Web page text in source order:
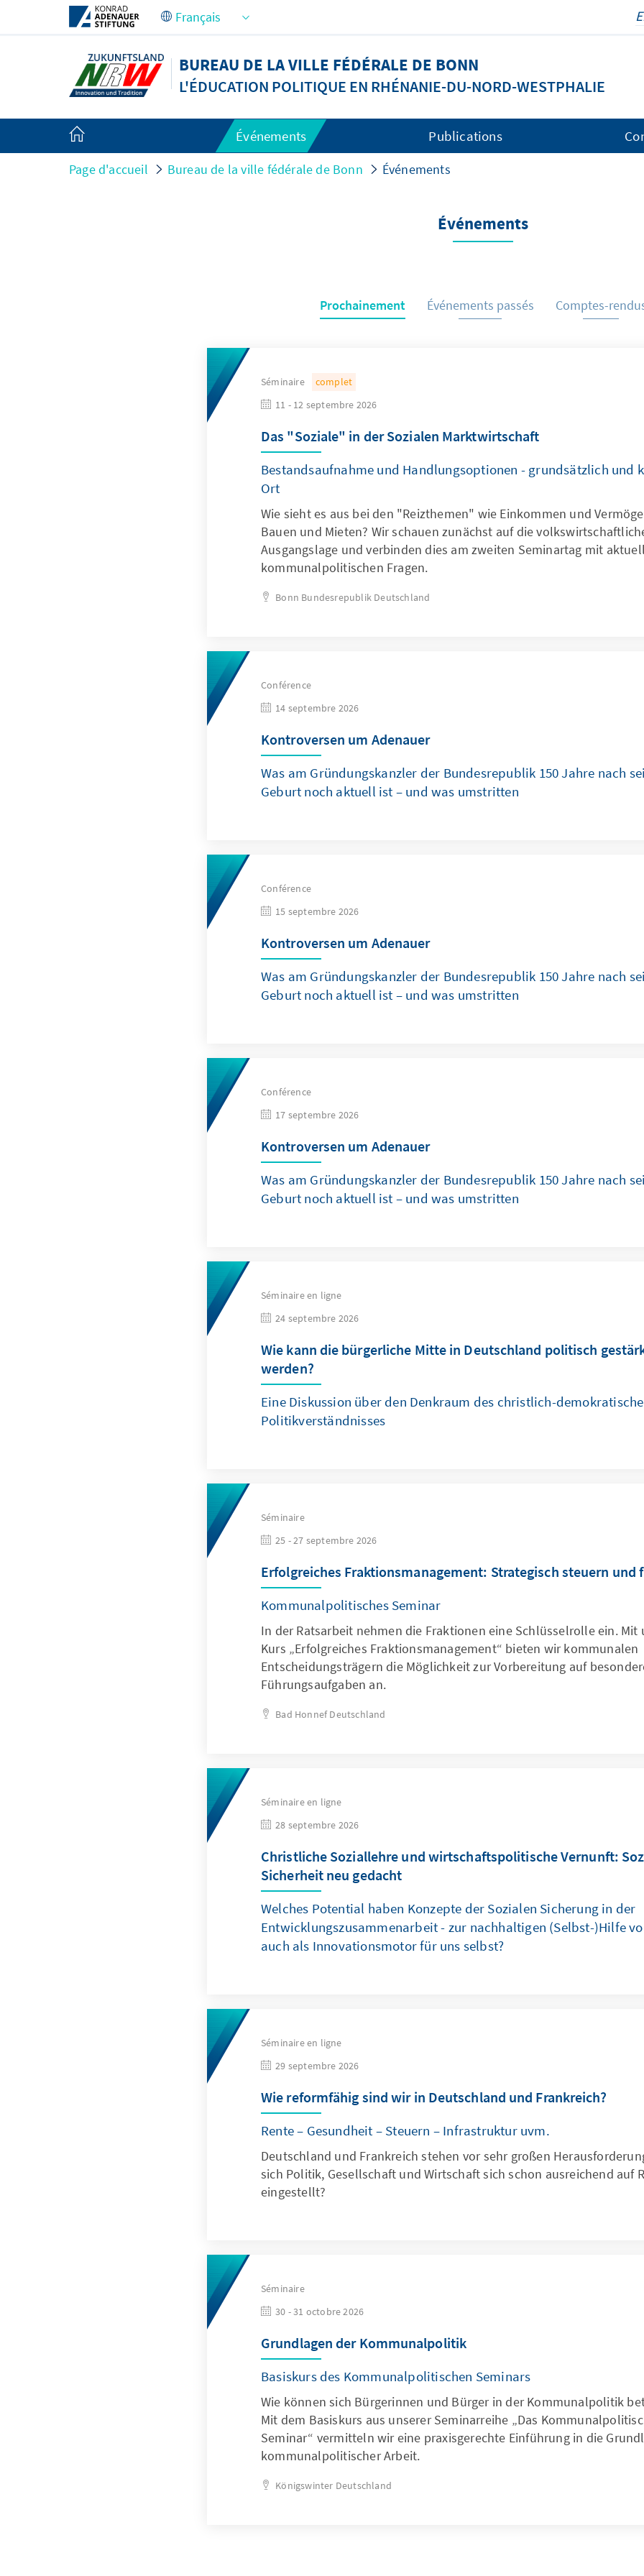
Saut au contenu principal
BUREAU DE LA VILLE FÉDÉRALE DE BONN
L'ÉDUCATION POLITIQUE EN RHÉNANIE-DU-NORD-WESTPHALIE
Événements Publications
Page d'accueil Bureau de la ville fédérale de Bonn Événements
Événements
Prochainement Événements passés Comptes-
Séminaire
complet
11 - 12 septembre 2026
Das "Soziale" in der Sozialen Marktwirtschaft
Bestandsaufnahme und Handlungsoptionen - grundsätzlich und
Ort
Wie sieht es aus bei den "Reizthemen" wie Einkommen und
Bauen und Mieten? Wir schauen zunächst auf die
Ausgangslage und verbinden dies am zweiten Seminartag mit
kommunalpolitischen Fragen.
Bonn Bundesrepublik Deutschland
Conférence
14 septembre 2026
Kontroversen um Adenauer
Was am Gründungskanzler der Bundesrepublik 150 Jahre nach
Geburt noch aktuell ist – und was umstritten
Conférence
15 septembre 2026
Kontroversen um Adenauer
Was am Gründungskanzler der Bundesrepublik 150 Jahre nach
Geburt noch aktuell ist – und was umstritten
Conférence
17 septembre 2026
Kontroversen um Adenauer
Was am Gründungskanzler der Bundesrepublik 150 Jahre nach
Geburt noch aktuell ist – und was umstritten
Séminaire en ligne
24 septembre 2026
Wie kann die bürgerliche Mitte in Deutschland politisch
werden?
Eine Diskussion über den Denkraum des christlich-
Politikverständnisses
Séminaire
25 - 27 septembre 2026
Erfolgreiches Fraktionsmanagement: Strategisch steuern und
Kommunalpolitisches Seminar
In der Ratsarbeit nehmen die Fraktionen eine Schlüsselrolle ein. Mit
Kurs „Erfolgreiches Fraktionsmanagement“ bieten wir kommunalen
Entscheidungsträgern die Möglichkeit zur Vorbereitung auf
Führungsaufgaben an.
Bad Honnef Deutschland
Séminaire en ligne
28 septembre 2026
Christliche Soziallehre und wirtschaftspolitische Vernunft:
Sicherheit neu gedacht
Welches Potential haben Konzepte der Sozialen Sicherung in der
Entwicklungszusammenarbeit - zur nachhaltigen (Selbst-)Hilfe
auch als Innovationsmotor für uns selbst?
Séminaire en ligne
29 septembre 2026
Wie reformfähig sind wir in Deutschland und Frankreich?
Rente – Gesundheit – Steuern – Infrastruktur uvm.
Deutschland und Frankreich stehen vor sehr großen
sich Politik, Gesellschaft und Wirtschaft sich schon ausreichend auf
eingestellt?
Séminaire
30 - 31 octobre 2026
Grundlagen der Kommunalpolitik
Basiskurs des Kommunalpolitischen Seminars
Wie können sich Bürgerinnen und Bürger in der Kommunalpolitik
Mit dem Basiskurs aus unserer Seminarreihe „Das
Seminar“ vermitteln wir eine praxisgerechte Einführung in die
kommunalpolitischer Arbeit.
Königswinter Deutschland